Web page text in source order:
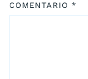
COMENTARIO *